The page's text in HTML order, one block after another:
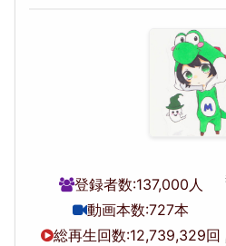
登録者数:137,000人
動画本数:727本
総再生回数:12,739,329回